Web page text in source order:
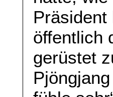
öffentlich
gerüstet